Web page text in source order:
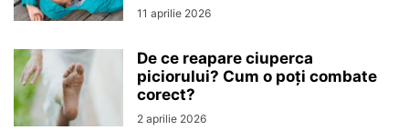
11 aprilie 2026
De ce reapare ciuperca
piciorului? Cum o poți combate
corect?
2 aprilie 2026